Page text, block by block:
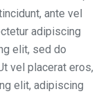
ante vel
adipiscing
elit, sed do
vel placerat eros,
elit, adipiscing